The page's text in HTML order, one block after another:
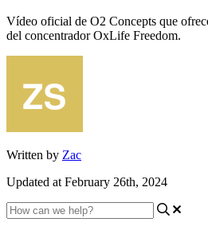
Vídeo oficial de O2 Concepts que
del concentrador OxLife Freedom.
Written by Zac
Updated at February 26th, 2024